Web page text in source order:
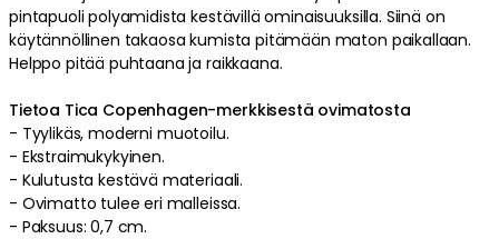
pintapuoli polyamidista kestävillä ominaisuuksilla. Siinä on
käytännöllinen takaosa kumista pitämään maton paikallaan.
Helppo pitää puhtaana ja raikkaana.
Tietoa Tica Copenhagen-merkkisestä ovimatosta
- Tyylikäs,moderni muotoilu.
- Ekstraimukykyinen.
- Kulutusta kestävä materiaali.
- Ovimatto tulee eri malleissa.
- Paksuus: 0,7 cm.